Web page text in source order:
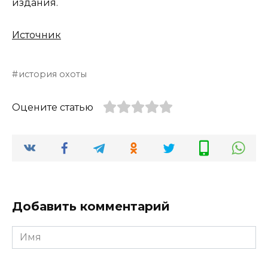
издания.
Источник
история охоты
Оцените статью
Добавить комментарий
Имя
*